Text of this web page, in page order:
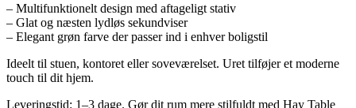
– Multifunktionelt design med aftageligt stativ
– Glat og næsten lydløs sekundviser
– Elegant grøn farve der passer ind i enhver boligstil
Ideelt til stuen, kontoret eller soveværelset. Uret tilføjer et moderne
touch til dit hjem.
Leveringstid: 1–3 dage. Gør dit rum mere stilfuldt med Hay Table